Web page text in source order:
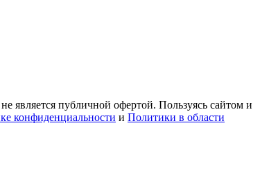
является публичной офертой. Пользуясь сайтом и
конфиденциальности и Политики в области